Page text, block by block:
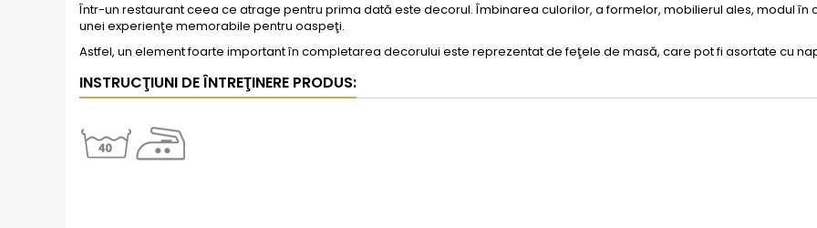
Într-un restaurant ceea ce atrage pentru prima dată este decorul. Îmbinarea culorilor, a formelor, mobilierul ales, modul
unei experienţe memorabile pentru oaspeţi.
Astfel, un element foarte important în completarea decorului este reprezentat de feţele de masă, care pot fi asortate cu
INSTRUCŢIUNI DE ÎNTREŢINERE PRODUS: